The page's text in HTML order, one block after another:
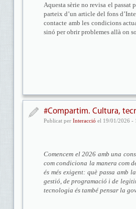
Aquesta sèrie no revisa el
parteix d’un article del fons
contacte amb les condicions
sinó per obrir problemes allà on
#Compartim. Cultura,
Publicat per Interacció el 19/01/2026 -
Comencem el 2026 amb una
com condiciona la manera com
és més exigent: què passa
gestió, de programació i de
tecnologia és també pensar la